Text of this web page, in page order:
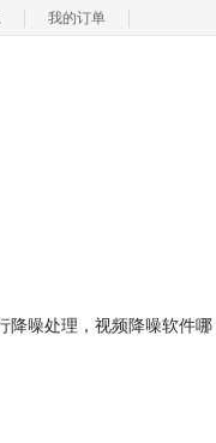
我的订单
降噪处理，视频降噪软件哪